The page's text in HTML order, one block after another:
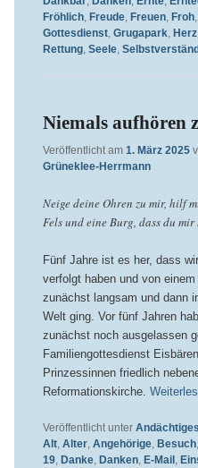
Fröhlich, Freude, Freuen, Froh,
Gottesdienst, Grugapark, Herz
Rettung, Seele,
Niemals aufhören
Veröffentlicht am 1. März 2025
Grüneklee-Herrmann
Neige deine Ohren zu mir, hilf
Fels und eine Burg, dass du
Fünf Jahre ist es her, dass
verfolgt haben und von
zunächst langsam und dann
Welt ging. Vor fünf Jahren
zunächst noch ausgelassen
Familiengottesdienst
Prinzessinnen friedlich
Reformationskirche.
Veröffentlicht unter Andächtiges
Alt, Alter, Angehörige, Besuch,
19, Danke, Danken, E-Mail,